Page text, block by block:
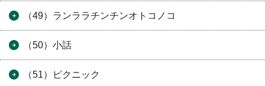
（49）ランララチンチンオトコノコ
（50）小話
（51）ピクニック